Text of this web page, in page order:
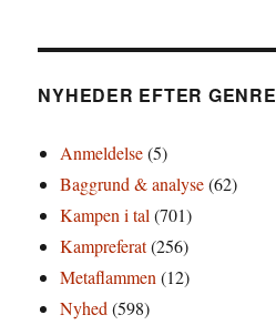
NYHEDER EFTER GENRE
Anmeldelse(5)
Baggrund & analyse(62)
Kampen i tal (701)
Kampreferat(256)
Metaflammen (12)
Nyhed (598)